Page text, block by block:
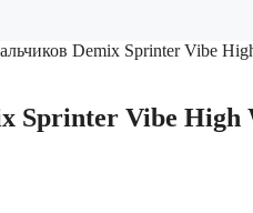
Demix Sprinter Vibe
Sprinter Vibe